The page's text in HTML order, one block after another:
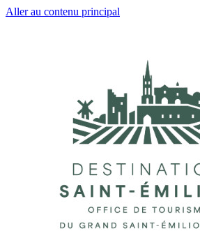
Aller au contenu principal